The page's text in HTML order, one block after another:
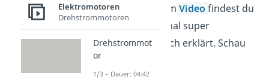
berechnet. In unserem Videofindest du
das Thema noch einmal super
aufbereitet und einfach erklärt. Schau
doch direkt mal rein.
Elektromotoren
Drehstrommotoren
Drehstrommot
or
1/3 – Dauer: 04:42